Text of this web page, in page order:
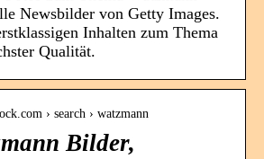
Newsbilder von Getty Images.
Inhalten zum Thema
Qualität.
› search › watzmann
Bilder,